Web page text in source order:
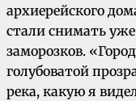
архиерейского
стали снимать уже
заморозков.
голубоватой
река, какую я